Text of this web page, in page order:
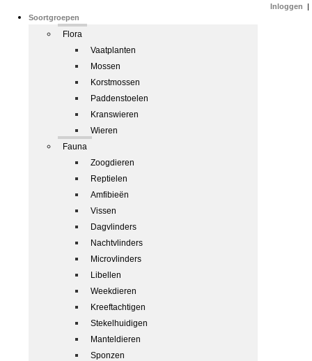
Soortgroepen
Flora
Vaatplanten
Mossen
Korstmossen
Paddenstoelen
Kranswieren
Wieren
Fauna
Zoogdieren
Reptielen
Amfibieën
Vissen
Dagvlinders
Nachtvlinders
Microvlinders
Libellen
Weekdieren
Kreeftachtigen
Stekelhuidigen
Manteldieren
Sponzen
Inloggen |